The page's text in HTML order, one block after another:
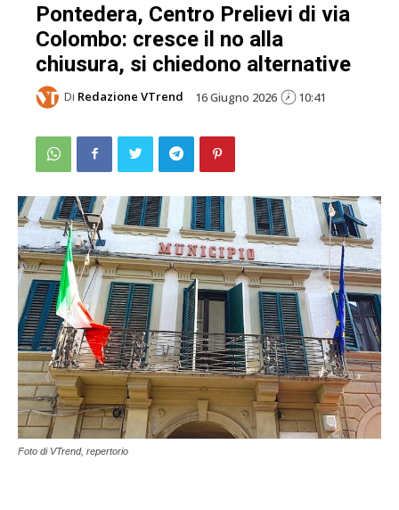
Pontedera, Centro Prelievi di via
Colombo: cresce il no alla
chiusura, si chiedono alternative
Di Redazione VTrend 16 Giugno 2026 10:41
Foto di VTrend, repertorio